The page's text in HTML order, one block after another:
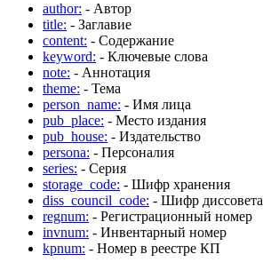
author: - Автор
title: - Заглавие
content: - Содержание
keyword: - Ключевые слова
note: - Аннотация
theme: - Тема
person_name: - Имя лица
pub_place: - Место издания
pub_house: - Издательство
persona: - Персоналия
series: - Серия
storage_code: - Шифр хранения
diss_council_code: - Шифр диссовета
regnum: - Регистрационный номер
invnum: - Инвентарный номер
kpnum: - Номер в реестре КП